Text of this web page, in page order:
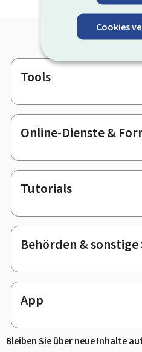
Cookies
Footer
Tools
Online-Dienste &
Tutorials
Behörden & sonstige
App
Bleiben Sie über neue Inhalte